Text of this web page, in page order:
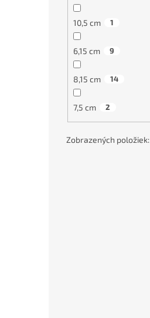
10,5 cm 1
6,15 cm 9
8,15 cm 14
7,5 cm 2
Zobrazených položiek: